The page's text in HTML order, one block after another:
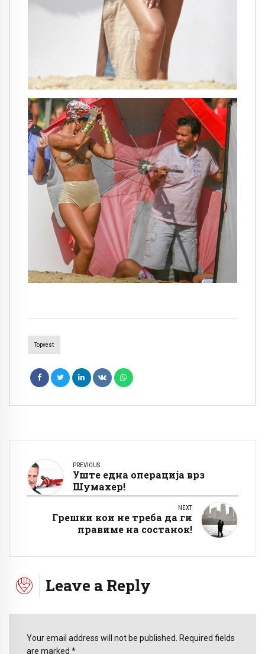
Topvest
PREVIOUS
Уште една операција врз
Шумахер!
NEXT
Грешки кои не треба да ги
правиме на состанок!
Leave a Reply
Your email address will not be published. Required fields
are marked *